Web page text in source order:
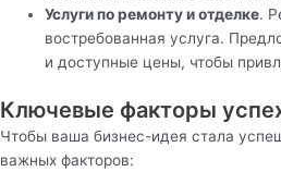
Услуги по ремонту и отделке.
востребованная услуга.
и доступные цены, чтобы
Ключевые факторы
Чтобы ваша бизнес-идея стала
важных факторов: